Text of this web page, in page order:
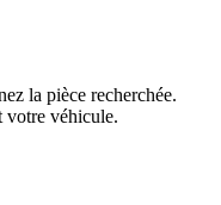
la pièce recherchée.
votre véhicule.